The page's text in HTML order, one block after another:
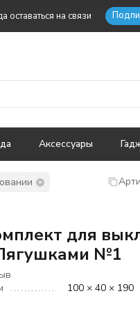
оставаться на связи
Аксессуары
для
№1
100 × 40 × 190